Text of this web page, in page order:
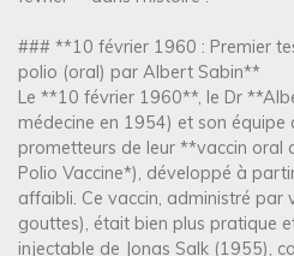
### **10 février 1960 : Premier
polio (oral) par Albert Sabin**
Le **10 février 1960**, le Dr
médecine en 1954) et son équipe
prometteurs de leur **vaccin oral
Polio Vaccine*), développé à
affaibli. Ce vaccin, administré par
gouttes), était bien plus pratique
injectable de Jonas Salk (1955),